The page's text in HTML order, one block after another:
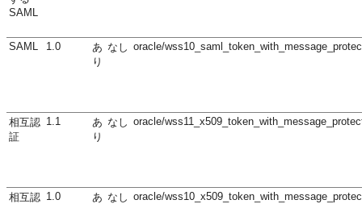
SAML
SAML 1.0
あ
り
なし oracle/
相互認
証
1.1
あ
り
なし oracle/
相互認 1.0
あ なし oracle/